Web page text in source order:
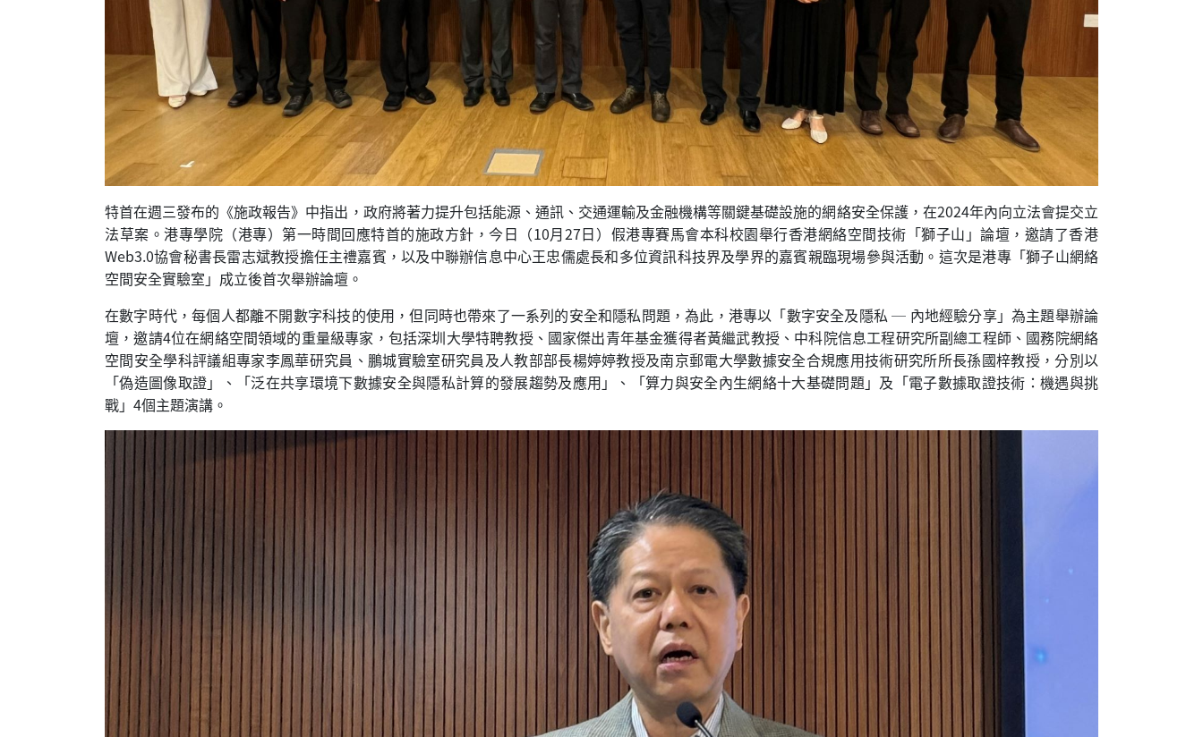
特首在週三發布的《施政報告》中指出，政府將著力提升包括能源、通訊、交通運輸及金融機構等關鍵基礎設施的網絡安全保護，在2024年內向立法會提交立
法草案。港專學院（港專）第一時間回應特首的施政方針，今日（10月27日）假港專賽馬會本科校園舉行香港網絡空間技術「獅子山」論壇，邀請了香港
Web3.0協會秘書長雷志斌教授擔任主禮嘉賓，以及中聯辦信息中心王忠儒處長和多位資訊科技界及學界的嘉賓親臨現場參與活動。這次是港專「獅子山網絡
空間安全實驗室」成立後首次舉辦論壇。
在數字時代，每個人都離不開數字科技的使用，但同時也帶來了一系列的安全和隱私問題，為此，港專以「數字安全及隱私 ─ 內地經驗分享」為主題舉辦論
壇，邀請4位在網絡空間領域的重量級專家，包括深圳大學特聘教授、國家傑出青年基金獲得者黃繼武教授、中科院信息工程研究所副總工程師、國務院網絡
空間安全學科評議組專家李鳳華研究員、鵬城實驗室研究員及人教部部長楊婷婷教授及南京郵電大學數據安全合規應用技術研究所所長孫國梓教授，分別以
「偽造圖像取證」、「泛在共享環境下數據安全與隱私計算的發展趨勢及應用」、「算力與安全內生網絡十大基礎問題」及「電子數據取證技術：機遇與挑
戰」4個主題演講。